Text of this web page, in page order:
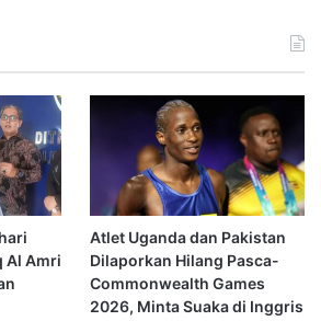
Al Amri
Atlet Uganda dan Pakistan
Dilaporkan Hilang Pasca-
Commonwealth Games
2026, Minta Suaka di Inggris